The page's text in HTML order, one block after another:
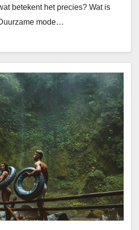
betekent het precies? Wat is
mode…